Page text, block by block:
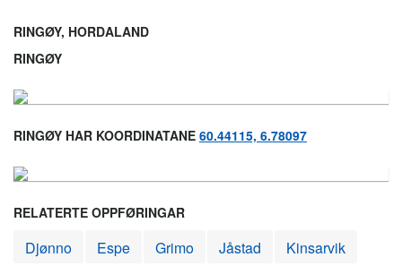
RINGØY, HORDALAND
RINGØY
RINGØY HAR KOORDINATANE 60.44115, 6.78097
RELATERTE OPPFØRINGAR
Djønno Espe Grimo Jåstad Kinsarvik